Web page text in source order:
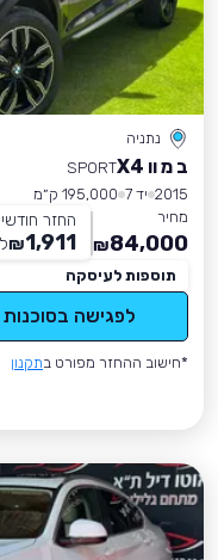
נתניה
ב מ וו X4
SPORT
2015 יד 7
195,000 ק״מ
מחיר
84,000
₪
החזר
1,911
₪
תוספות לעיסקה
לפגישה בסוכנות
*חישוב ההחזר מפורט בתקנון